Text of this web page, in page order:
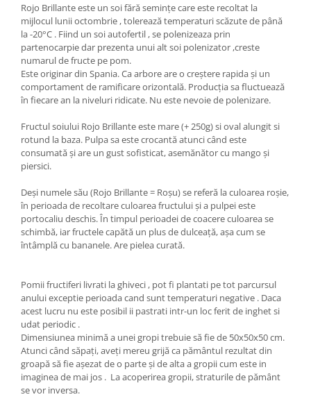
Rojo Brillante este un soi fără semințe care este recoltat la
mijlocul lunii octombrie , tolerează temperaturi scăzute de până
la -20°C . Fiind un soi autofertil , se polenizeaza prin
partenocarpie dar prezenta unui alt soi polenizator ,creste
numarul de fructe pe pom.
Este originar din Spania. Ca arbore are o creștere rapida și un
comportament de ramificare orizontală. Producția sa fluctuează
în fiecare an la niveluri ridicate. Nu este nevoie de polenizare.
Fructul soiului Rojo Brillante este mare (+ 250g) si oval alungit si
rotund la baza. Pulpa sa este crocantă atunci când este
consumată și are un gust sofisticat, asemănător cu mango și
piersici.
Deși numele său (Rojo Brillante = Roșu) se referă la culoarea roșie,
în perioada de recoltare culoarea fructului și a pulpei este
portocaliu deschis. În timpul perioadei de coacere culoarea se
schimbă, iar fructele capătă un plus de dulceață, așa cum se
întâmplă cu bananele. Are pielea curată.
Pomii fructiferi livrati la ghiveci , pot fi plantati pe tot parcursul
anului exceptie perioada cand sunt temperaturi negative . Daca
acest lucru nu este posibil ii pastrati intr-un loc ferit de inghet si
udat periodic .
Dimensiunea minimă a unei gropi trebuie să fie de 50x50x50 cm.
Atunci când săpați, aveți mereu grijă ca pământul rezultat din
groapă să fie așezat de o parte și de alta a gropii cum este in
imaginea de mai jos . La acoperirea gropii, straturile de pământ
se vor inversa.